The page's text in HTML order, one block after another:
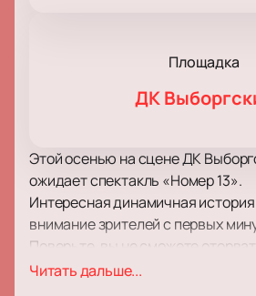
Площадка
ДК
Этой осенью на сцене ДК
ожидает спектакль «Номер 13».
Интересная динамичная
внимание зрителей с первых
Поверьте, вы не сможете
на одну минуту! Развитие сюжета
Читать дальше...